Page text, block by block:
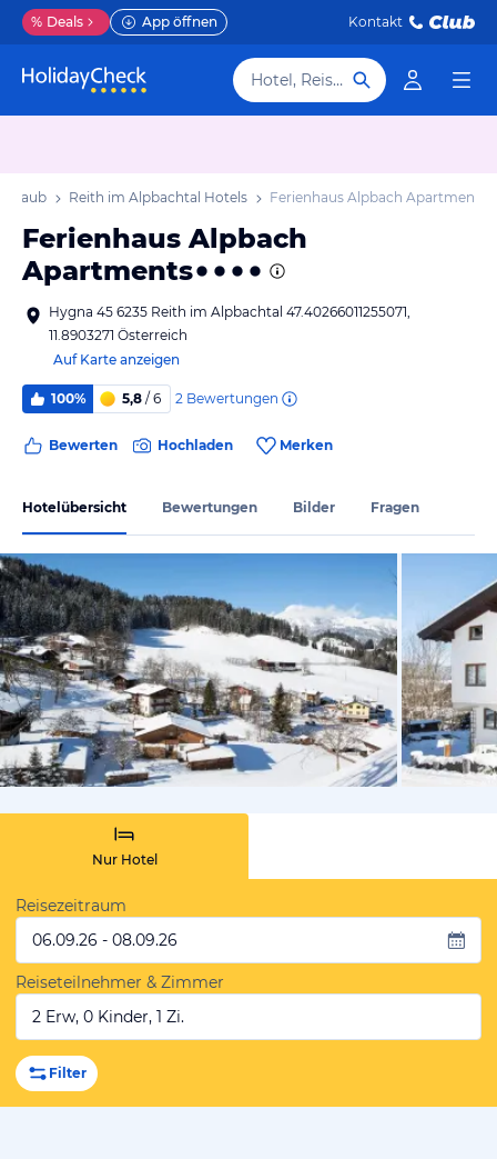
% Deals App öffnen Kontakt
Hotel, Reiseziel
Reith im Alpbachtal Hotels Ferienhaus Alpbach Apartments
Ferienhaus Alpbach
Apartments
Hygna 45 6235 Reith im Alpbachtal 47.40266011255071,
11.8903271 Österreich
Auf Karte anzeigen
100% 5,8 / 6 2 Bewertungen
Bewerten Hochladen Merken
Hotelübersicht Bewertungen Bilder Fragen
vom
Nur Hotel
Reisezeitraum
06.09.26 - 08.09.26
Reiseteilnehmer & Zimmer
2 Erw, 0 Kinder, 1 Zi.
Filter